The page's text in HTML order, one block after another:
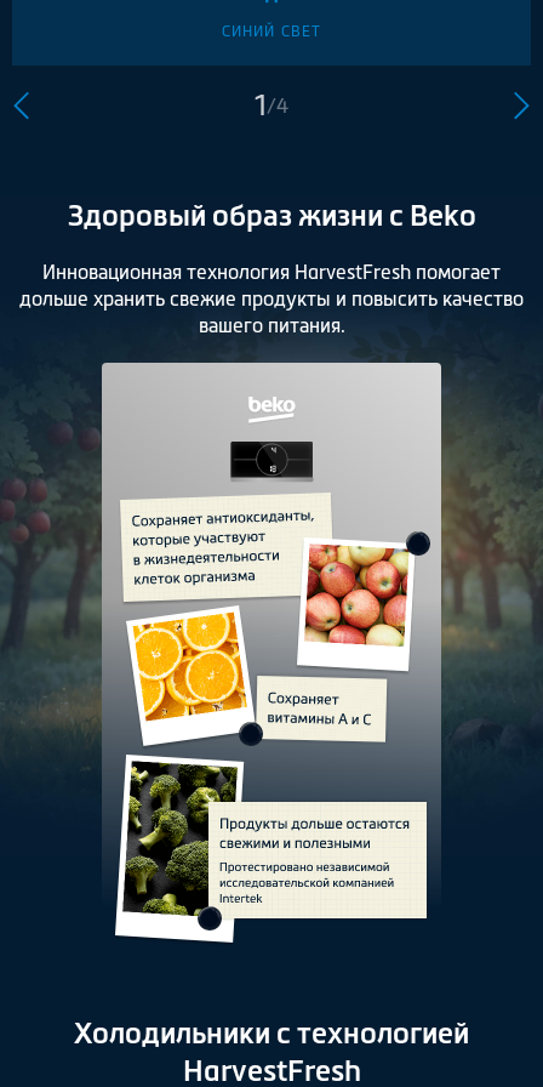
СИНИЙ СВЕТ
1/4
Здоровый образ жизни с Beko
Инновационная технология HarvestFresh помогает
дольше хранить свежие продукты и повысить качество
вашего питания.
Холодильники с технологией
HarvestFresh